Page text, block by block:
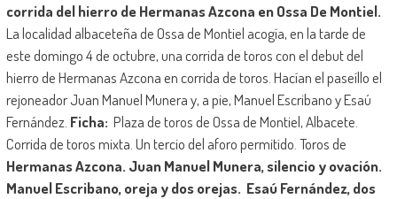
corrida del hierro de Hermanas Azcona en Ossa De Montiel.
La localidad albaceteña de Ossa de Montiel acogía, en la tarde de
este domingo 4 de octubre, una corrida de toros con el debut del
hierro de Hermanas Azcona en corrida de toros. Hacían el paseíllo el
rejoneador Juan Manuel Munera y, a pie, Manuel Escribano y Esaú
Fernández. Ficha: Plaza de toros de Ossa de Montiel, Albacete.
Corrida de toros mixta. Un tercio del aforo permitido. Toros de
Hermanas Azcona. Juan Manuel Munera, silencio y ovación.
Manuel Escribano, oreja y dos orejas. Esaú Fernández, dos